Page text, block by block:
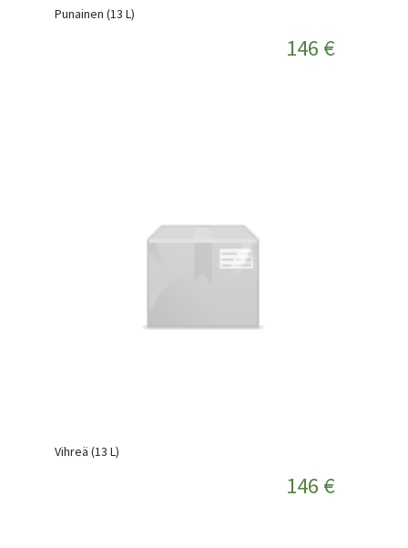
Punainen (13 L)
146 €
Vihreä (13 L)
146 €